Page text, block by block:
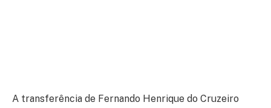
A transferência de Fernando Henrique do Cruzeiro